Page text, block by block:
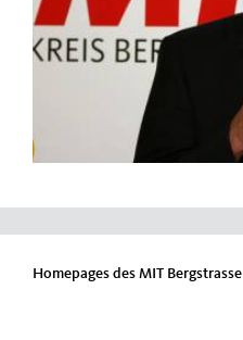
Homepages des MIT Bergstrasse